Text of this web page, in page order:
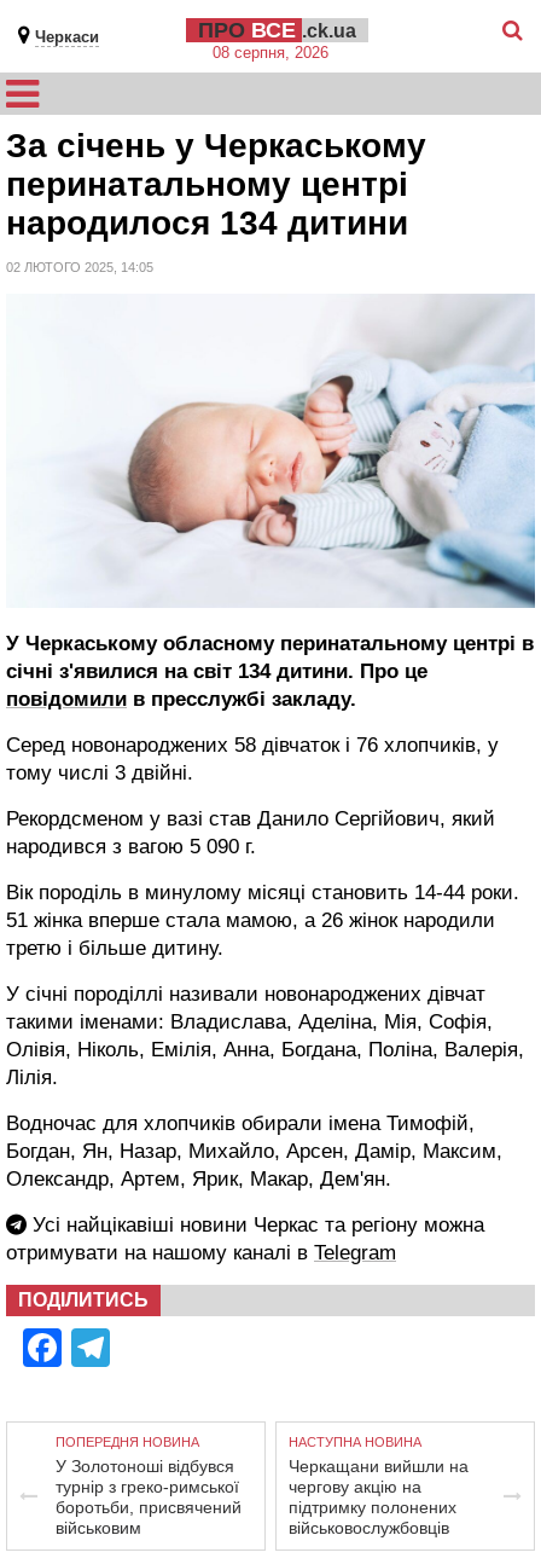
Черкаси ПРО ВСЕ .ck.ua
08 серпня, 2026
За січень у Черкаському
перинатальному центрі
народилося 134 дитини
02 ЛЮТОГО 2025, 14:05
У Черкаському обласному перинатальному центрі в
січні з'явилися на світ 134 дитини. Про це
повідомили в пресслужбі закладу.
Серед новонароджених 58 дівчаток і 76 хлопчиків, у
тому числі 3 двійні.
Рекордсменом у вазі став Данило Сергійович, який
народився з вагою 5 090 г.
Вік породіль в минулому місяці становить 14-44 роки.
51 жінка вперше стала мамою, а 26 жінок народили
третю і більше дитину.
У січні породіллі називали новонароджених дівчат
такими іменами: Владислава, Аделіна, Мія, Софія,
Олівія, Ніколь, Емілія, Анна, Богдана, Поліна, Валерія,
Лілія.
Водночас для хлопчиків обирали імена Тимофій,
Богдан, Ян, Назар, Михайло, Арсен, Дамір, Максим,
Олександр, Артем, Ярик, Макар, Дем'ян.
Усі найцікавіші новини Черкас та регіону можна
отримувати на нашому каналі в Telegram
ПОДІЛИТИСЬ
Facebook
ПОПЕРЕДНЯ НОВИНА
У Золотоноші відбувся
турнір з греко-римської
боротьби, присвячений
військовим
НАСТУПНА НОВИНА
Черкащани вийшли на
чергову акцію на
підтримку полонених
військовослужбовців